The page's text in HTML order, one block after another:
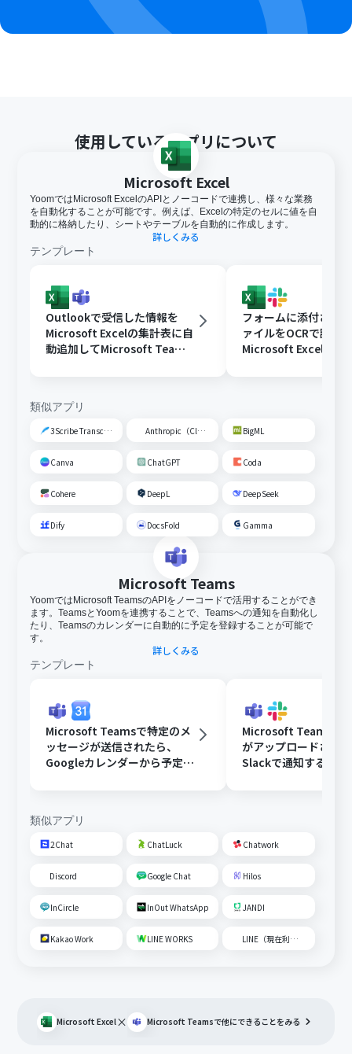
使用しているアプリについて
Microsoft Excel
YoomではMicrosoft ExcelのAPIとノーコードで連携し、様々な業務
を自動化することが可能です。例えば、Excelの特定のセルに値を自
動的に格納したり、シートやテーブルを自動的に作成します。
詳しくみる
テンプレート
Outlookで受信した情報を
Microsoft Excelの集計表に自
動追加してMicrosoft Teams
フォームに添付され
ァイルをOCRで読み
Microsoft Excelに格
類似アプリ
3Scribe Transcription Anthropic（Claude） BigML
Canva ChatGPT Coda
Cohere DeepL DeepSeek
Dify DocsFold Gamma
Microsoft Teams
YoomではMicrosoft TeamsのAPIをノーコードで活用することができ
ます。TeamsとYoomを連携することで、Teamsへの通知を自動化し
たり、Teamsのカレンダーに自動的に予定を登録することが可能で
す。
詳しくみる
テンプレート
Microsoft Teamsで特定のメ
ッセージが送信されたら、
Googleカレンダーから予定を
Microsoft Teamsに
がアップロードされ
Slackで通知する
類似アプリ
2Chat ChatLuck Chatwork
Discord Google Chat Hilos
InCircle InOut WhatsApp JANDI
Kakao Work LINE WORKS LINE（現在利用不可）
Microsoft Excel× Microsoft Teamsで他にできることをみる